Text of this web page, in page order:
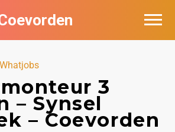
Whatjobs
3
– Synsel
– Coevorden